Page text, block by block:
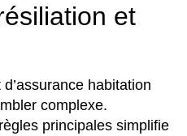
et
d’assurance habitation
complexe.
principales simplifie